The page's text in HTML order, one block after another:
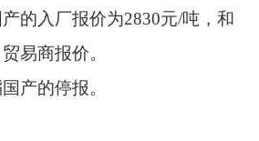
入厂报价为2830元/吨，和
易商报价。
的停报。